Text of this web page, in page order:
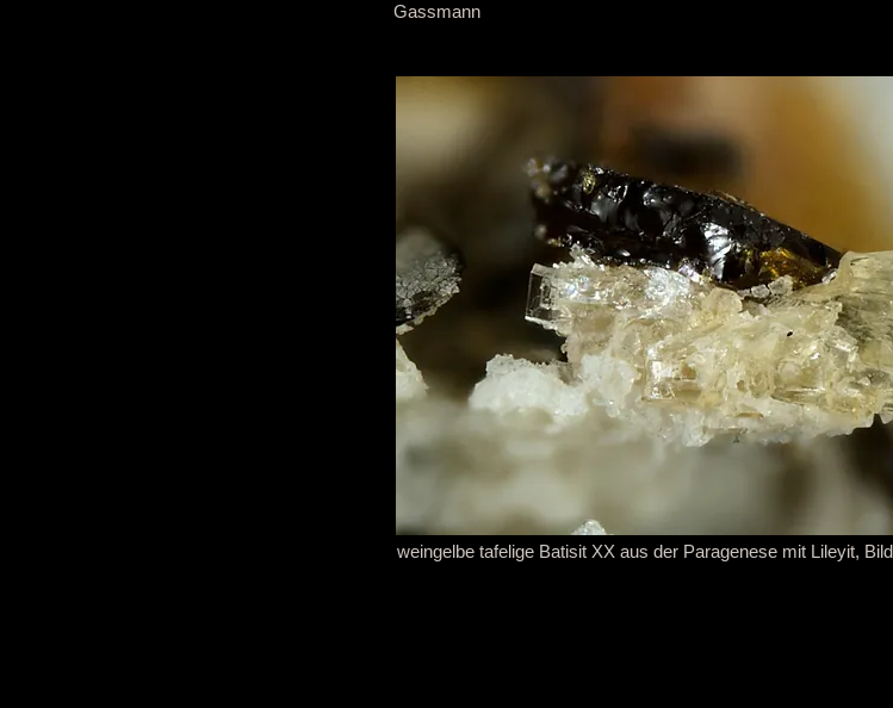
Gassmann
weingelbe tafelige Batisit XX aus der Paragenese mit Lileyit,